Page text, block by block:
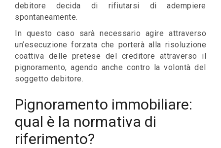
debitore decida di rifiutarsi di adempiere
spontaneamente.
In questo caso sarà necessario agire attraverso
un’esecuzione forzata che porterà alla risoluzione
coattiva delle pretese del creditore attraverso il
pignoramento, agendo anche contro la volontà del
soggetto debitore.
Pignoramento immobiliare:
qual è la normativa di
riferimento?